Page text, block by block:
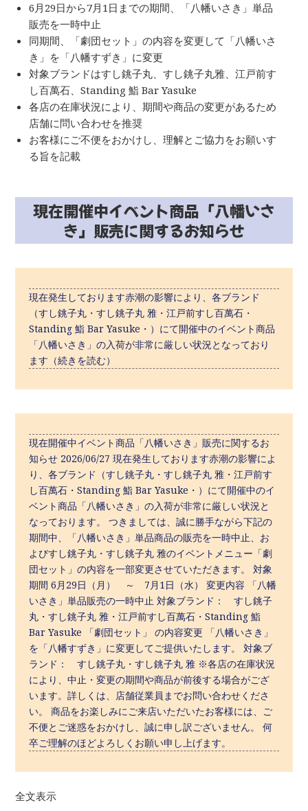
6月29日から7月1日までの期間、「八幡いさき」単品
販売を一時中止
同期間、「劇団セット」の内容を変更して「八幡いさ
き」を「八幡すずき」に変更
対象ブランドはすし銚子丸、すし銚子丸雅、江戸前す
し百萬石、Standing 鮨 Bar Yasuke
各店の在庫状況により、期間や商品の変更があるため
店舗に問い合わせを推奨
お客様にご不便をおかけし、理解とご協力をお願いす
る旨を記載
現在開催中イベント商品「八幡いさ
き」販売に関するお知らせ
現在発生しております赤潮の影響により、各ブランド
（すし銚子丸・すし銚子丸 雅・江戸前すし百萬石・
Standing 鮨 Bar Yasuke・）にて開催中のイベント商品
「八幡いさき」の入荷が非常に厳しい状況となっており
ます（続きを読む）
現在開催中イベント商品「八幡いさき」販売に関するお
知らせ 2026/06/27 現在発生しております赤潮の影響によ
り、各ブランド（すし銚子丸・すし銚子丸 雅・江戸前す
し百萬石・Standing 鮨 Bar Yasuke・）にて開催中のイ
ベント商品「八幡いさき」の入荷が非常に厳しい状況と
なっております。 つきましては、誠に勝手ながら下記の
期間中、「八幡いさき」単品商品の販売を一時中止、お
よびすし銚子丸・すし銚子丸 雅のイベントメニュー「劇
団セット」の内容を一部変更させていただきます。 対象
期間 6月29日（月） ～ 7月1日（水） 変更内容 「八幡
いさき」単品販売の一時中止 対象ブランド： すし銚子
丸・すし銚子丸 雅・江戸前すし百萬石・Standing 鮨
Bar Yasuke 「劇団セット」 の内容変更 「八幡いさき」
を「八幡すずき」に変更してご提供いたします。 対象ブ
ランド： すし銚子丸・すし銚子丸 雅 ※各店の在庫状況
により、中止・変更の期間や商品が前後する場合がござ
います。詳しくは、店舗従業員までお問い合わせくださ
い。 商品をお楽しみにご来店いただいたお客様には、ご
不便とご迷惑をおかけし、誠に申し訳ございません。 何
卒ご理解のほどよろしくお願い申し上げます。
全文表示